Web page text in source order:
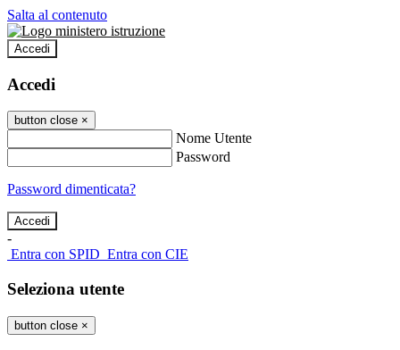
Salta al contenuto
Accedi
Accedi
button close ×
Nome Utente
Password
Password dimenticata?
-
Entra con SPID Entra con CIE
Seleziona utente
button close ×